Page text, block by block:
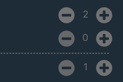
2
0
1